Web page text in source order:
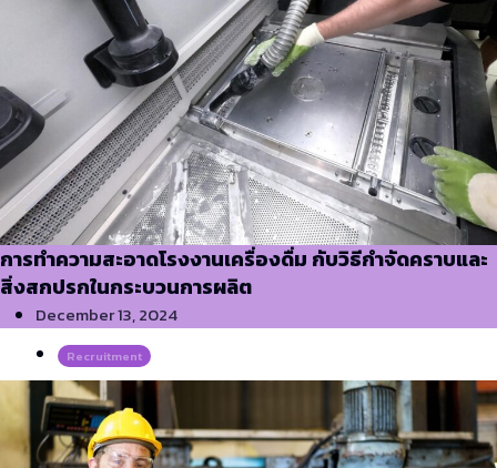
การทำความสะอาดโรงงานเครื่องดื่ม กับวิธีกำจัดคราบและ
สิ่งสกปรกในกระบวนการผลิต
December 13, 2024
Recruitment